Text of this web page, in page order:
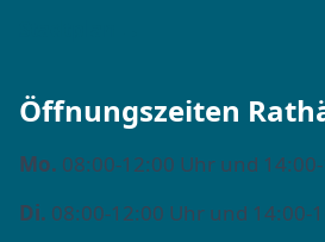
Öffnungszeiten
Mo. 08:00-12:00 Uhr und
Di. 08:00-12:00 Uhr und 14:00-